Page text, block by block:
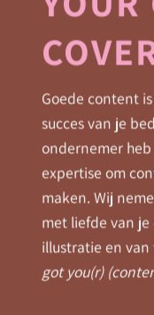
Goede content
succes van je
ondernemer
expertise om
maken. Wij
met liefde van je
illustratie en
got you(r)